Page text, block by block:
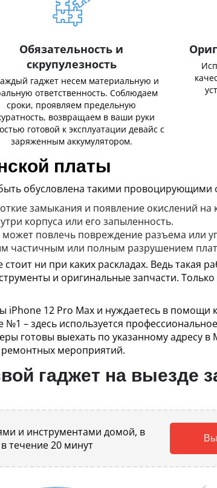
Обязательность и
скрупулезность
гаджет несем материальную и
ответственность. Соблюдаем
сроки, проявляем предельную
возвращаем в ваши руки
готовой к эксплуатации девайс с
заряженным аккумулятором.
платы
обусловлена такими провоцирующими
замыкания и появление окислений на
корпуса или его запыленность.
может повлечь повреждение разъема или
частичным или полным разрушением
ни при каких раскладах. Ведь такая
и оригинальные запчасти.
iPhone 12 Pro Max и нуждаетесь в
– здесь используется
готовы выехать по указанному адресу в
ремонтных мероприятий.
гаджет на выезде
и инструментами домой, в
течение 20 минут